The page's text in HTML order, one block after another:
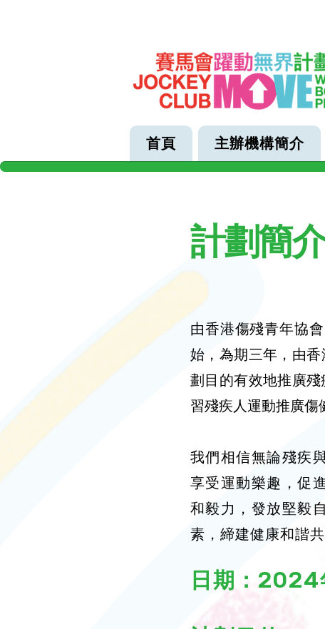
首頁 主辦機構簡介
計劃簡介
由香港傷殘青年協
始，為期三年，由
劃目的有效地推廣
習殘疾人運動推廣傷
我們相信無論殘疾
享受運動樂趣，促
和毅力，發放堅毅
素，締建健康和諧共
日期：2024